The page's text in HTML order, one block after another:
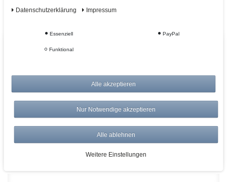
Vom Profi für Profis - Ihre Vorteile
Versandkostenfrei ab 150€
Risikolos: 14 Tage Rückgabe
Über 20.000 Artikel
Schnelle Lieferung
Daten­schutz­erklärung Impressum
Essenziell PayPal
Funktional
Alle akzeptieren
Nur Notwendige akzeptieren
Alle ablehnen
Weitere Einstellungen